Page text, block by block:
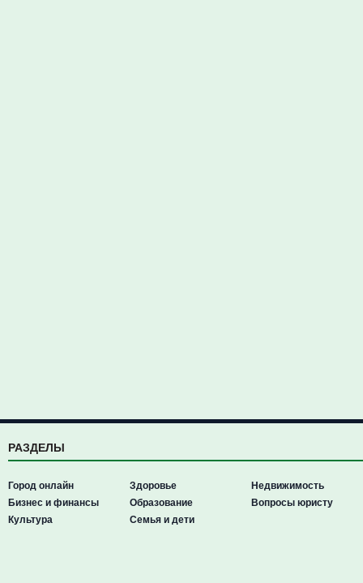
РАЗДЕЛЫ
Город онлайн
Бизнес и финансы
Культура
Здоровье
Образование
Семья и дети
Недвижимость
Вопросы юристу